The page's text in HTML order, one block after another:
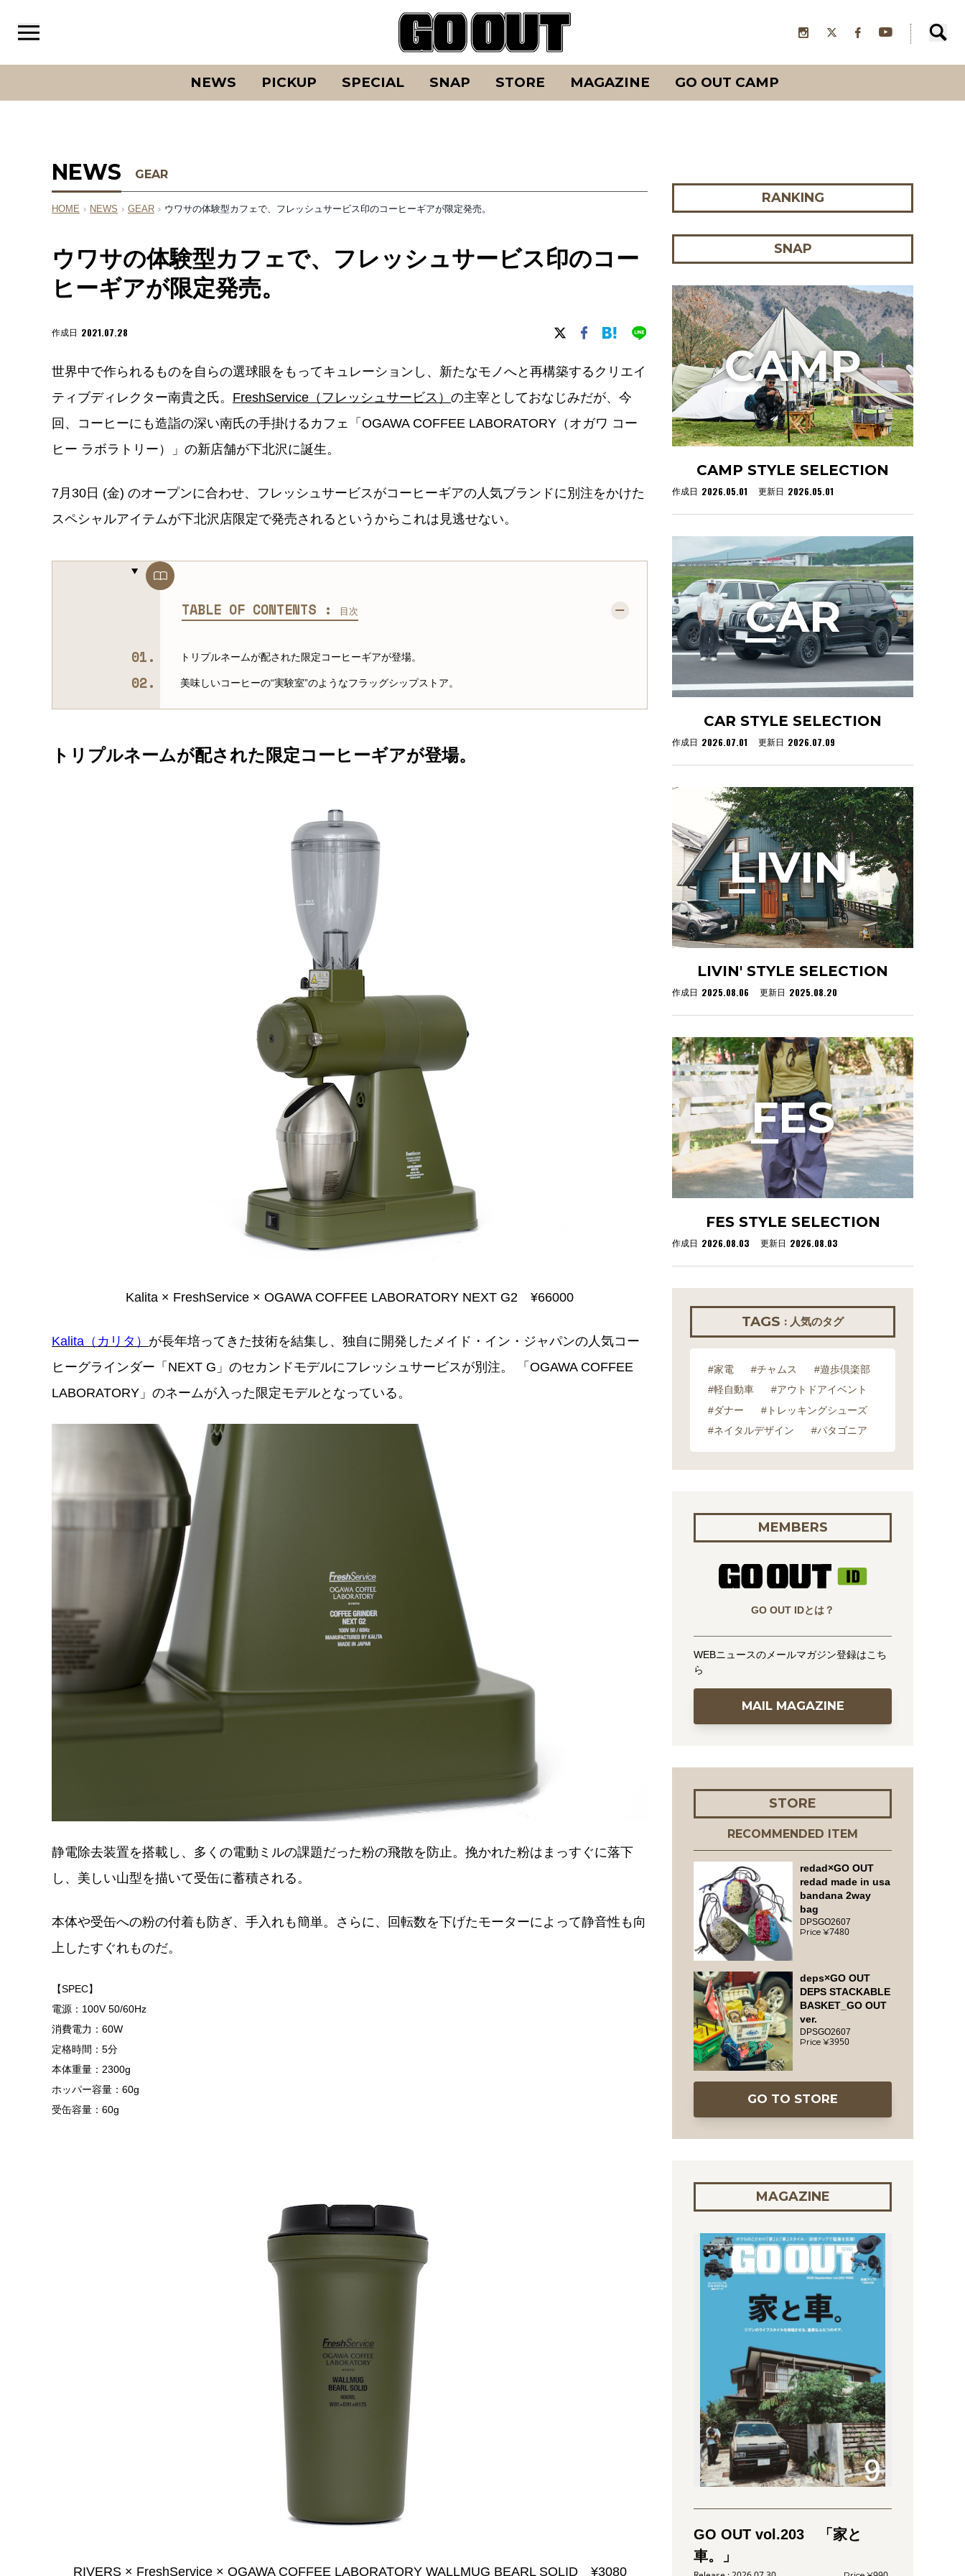
NEWS PICKUP SPECIAL SNAP STORE MAGAZINE GO OUT CAMP
NEWS GEAR
HOME › NEWS › GEAR › ウワサの体験型カフェで、フレッシュサービス印のコーヒーギアが限定発売。
ウワサの体験型カフェで、フレッシュサービス印のコー
ヒーギアが限定発売。
作成日 2021.07.28
世界中で作られるものを自らの選球眼をもってキュレーションし、新たなモノへと再構築するクリエイ
ティブディレクター南貴之氏。 FreshService（フレッシュサービス） の主宰としておなじみだが、今
回、コーヒーにも造詣の深い南氏の手掛けるカフェ「OGAWA COFFEE LABORATORY（オガワ コー
ヒー ラボラトリー）」の新店舗が下北沢に誕生。
7月30日 (金) のオープンに合わせ、フレッシュサービスがコーヒーギアの人気ブランドに別注をかけた
スペシャルアイテムが下北沢店限定で発売されるというからこれは見逃せない。
TABLE OF CONTENTS : 目次
トリプルネームが配された限定コーヒーギアが登場。
美味しいコーヒーの“実験室”のようなフラッグシップストア。
トリプルネームが配された限定コーヒーギアが登場。
Kalita × FreshService × OGAWA COFFEE LABORATORY NEXT G2 ¥66000
Kalita（カリタ） が長年培ってきた技術を結集し、独自に開発したメイド・イン・ジャパンの人気コー
ヒーグラインダー「NEXT G」のセカンドモデルにフレッシュサービスが別注。 「OGAWA COFFEE
LABORATORY」のネームが入った限定モデルとなっている。
静電除去装置を搭載し、多くの電動ミルの課題だった粉の飛散を防止。挽かれた粉はまっすぐに落下
し、美しい山型を描いて受缶に蓄積される。
本体や受缶への粉の付着も防ぎ、手入れも簡単。さらに、回転数を下げたモーターによって静音性も向
上したすぐれものだ。
【SPEC】
電源：100V 50/60Hz
消費電力：60W
定格時間：5分
本体重量：2300g
ホッパー容量：60g
受缶容量：60g
RIVERS × FreshService × OGAWA COFFEE LABORATORY WALLMUG BEARL SOLID ¥3080
RANKING
SNAP
CAMP STYLE SELECTION
作成日 2026.05.01 更新日 2026.05.01
CAMP
CAR STYLE SELECTION
作成日 2026.07.01 更新日 2026.07.09
CAR
LIVIN' STYLE SELECTION
作成日 2025.08.06 更新日 2025.08.20
LIVIN'
FES STYLE SELECTION
作成日 2026.08.03 更新日 2026.08.03
FES
TAGS : 人気のタグ
#家電 #チャムス
#遊歩倶楽部
#軽自動車
#アウトドアイベント
#ダナー
#トレッキングシューズ
#ネイタルデザイン
#パタゴニア
MEMBERS
GO OUT IDとは？
WEBニュースのメールマガジン登録はこち
ら
MAIL MAGAZINE
STORE
RECOMMENDED ITEM
redad×GO OUT
redad made in usa
bandana 2way
bag
DPSGO2607
7480
deps×GO OUT
DEPS STACKABLE
BASKET_GO OUT
ver.
DPSGO2607
3950
GO TO STORE
MAGAZINE
GO OUT vol.203 「家と
車。」